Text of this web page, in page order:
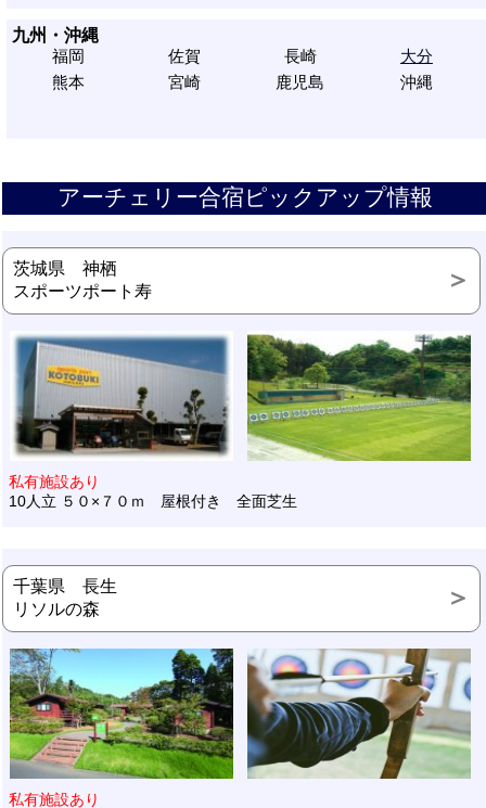
九州・沖縄
福岡
佐賀 長崎
大分
熊本
宮崎 鹿児島 沖縄
アーチェリー合宿ピックアップ情報
茨城県 神栖
スポーツポート寿
私有施設あり
10人立 ５０×７０ｍ 屋根付き 全面芝生
千葉県 長生
リソルの森
私有施設あり